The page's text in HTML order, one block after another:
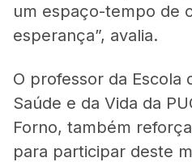
um espaço-tempo de
esperança”, avalia.
O professor da Escola
Saúde e da Vida da
Forno, também
para participar deste